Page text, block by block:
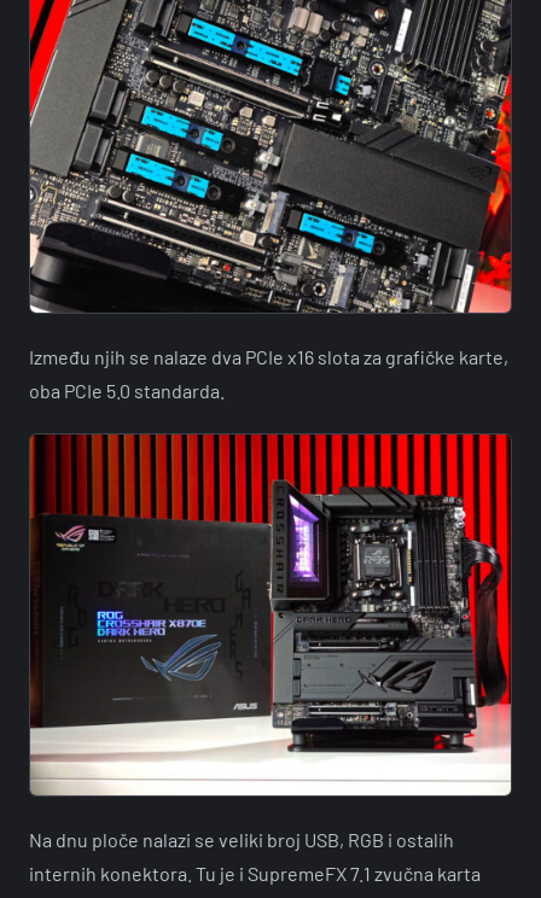
Između njih se nalaze dva PCIe x16 slota za grafičke karte,
oba PCIe 5.0 standarda.
Na dnu ploče nalazi se veliki broj USB, RGB i ostalih
internih konektora. Tu je i SupremeFX 7.1 zvučna karta